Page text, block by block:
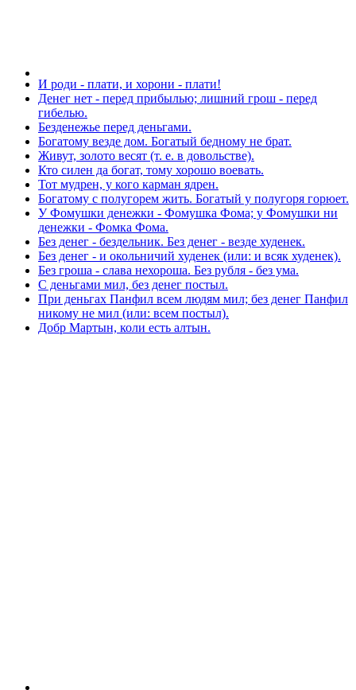
И роди - плати, и хорони - плати!
Денег нет - перед прибылью; лишний грош - перед
гибелью.
Безденежье перед деньгами.
Богатому везде дом. Богатый бедному не брат.
Живут, золото весят (т. е. в довольстве).
Кто силен да богат, тому хорошо воевать.
Тот мудрен, у кого карман ядрен.
Богатому с полугорем жить. Богатый у полугоря горюет.
У Фомушки денежки - Фомушка Фома; у Фомушки ни
денежки - Фомка Фома.
Без денег - бездельник. Без денег - везде худенек.
Без денег - и окольничий худенек (или: и всяк худенек).
Без гроша - слава нехороша. Без рубля - без ума.
С деньгами мил, без денег постыл.
При деньгах Панфил всем людям мил; без денег Панфил
никому не мил (или: всем постыл).
Добр Мартын, коли есть алтын.